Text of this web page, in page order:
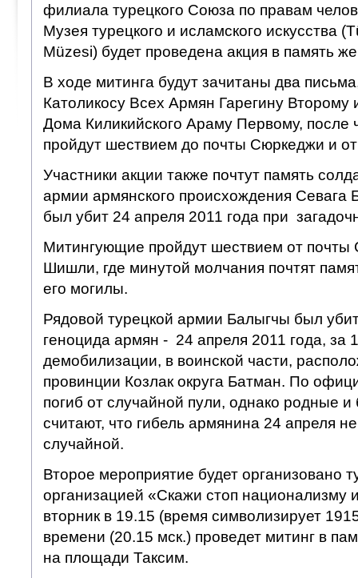
филиала турецкого Союза по правам
Музея турецкого и исламского искусства
Müzesi) будет проведена акция в память
В ходе митинга будут зачитаны два
Католикосу Всех Армян Гарегину Второму
Дома Киликийского Араму Первому, после
пройдут шествием до почты Сюркеджи и
Участники акции также почтут память
армии армянского происхождения Севага
был убит 24 апреля 2011 года при
Митингующие пройдут шествием от почты
Шишли, где минутой молчания почтят
его могилы.
Рядовой турецкой армии Балыгчы был
геноцида армян - 24 апреля 2011 года, за
демобилизации, в воинской части,
провинции Козлак округа Батман. По
погиб от случайной пули, однако родные и
считают, что гибель армянина 24 апреля
случайной.
Второе мероприятие будет организовано
организацией «Скажи стоп национализму
вторник в 19.15 (время символизирует
времени (20.15 мск.) проведет митинг в
на площади Таксим.